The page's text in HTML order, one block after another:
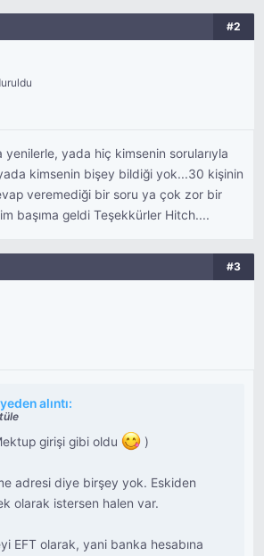
#2
yada hiç kimsenin sorularıyla
kimsenin bişey bildiği yok...30 kişinin
veremediği bir soru ya çok zor bir
başıma geldi Teşekkürler Hitch....
#3
alıntı:
girişi gibi oldu )
adresi diye birşey yok. Eskiden
olarak istersen halen var.
EFT olarak, yani banka hesabına